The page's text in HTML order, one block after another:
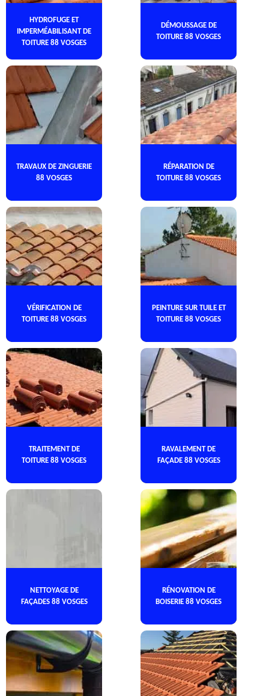
HYDROFUGE ET
IMPERMÉABILISANT DE
TOITURE 88 VOSGES
DÉMOUSSAGE DE
TOITURE 88 VOSGES
TRAVAUX DE ZINGUERIE
88 VOSGES
RÉPARATION DE
TOITURE 88 VOSGES
VÉRIFICATION DE
TOITURE 88 VOSGES
PEINTURE SUR TUILE ET
TOITURE 88 VOSGES
TRAITEMENT DE
TOITURE 88 VOSGES
RAVALEMENT DE
FAÇADE 88 VOSGES
NETTOYAGE DE
FAÇADES 88 VOSGES
RÉNOVATION DE
BOISERIE 88 VOSGES